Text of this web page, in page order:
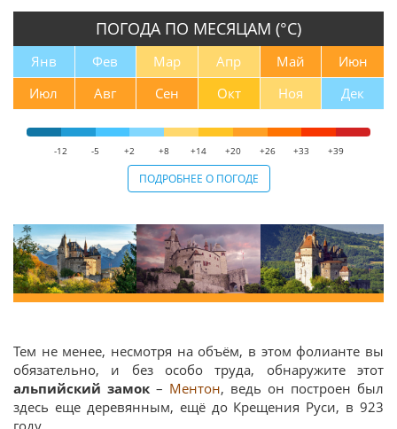
ПОГОДА ПО МЕСЯЦАМ (°С)
Янв Фев Мар Апр Май
Июн
Июл
Авг Сен Окт Ноя Дек
-12 -5 +2 +8 +14 +20 +26 +33 +39
ПОДРОБНЕЕ О ПОГОДЕ
Тем не менее, несмотря на объём, в этом фолианте вы
обязательно, и без особо труда, обнаружите этот
альпийский замок – Ментон, ведь он построен был
здесь еще деревянным, ещё до Крещения Руси, в 923
году.